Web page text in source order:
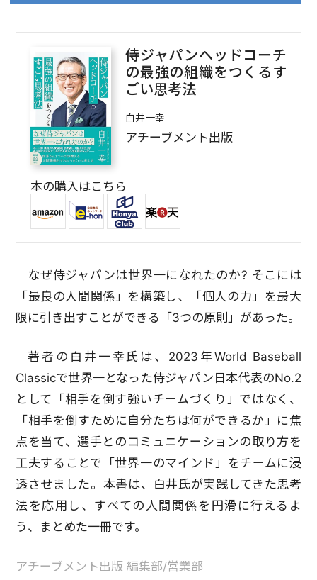
侍ジャパンヘッドコーチ
の最強の組織をつくるす
ごい思考法
白井一幸
アチーブメント出版
本の購入はこちら
なぜ侍ジャパンは世界一になれたのか? そこには
「最良の人間関係」を構築し、「個人の力」を最大
限に引き出すことができる「3つの原則」があった。
著者の白井一幸氏は、2023年World Baseball
Classicで世界一となった侍ジャパン日本代表のNo.2
として「相手を倒す強いチームづくり」ではなく、
「相手を倒すために自分たちは何ができるか」に焦
点を当て、選手とのコミュニケーションの取り方を
工夫することで「世界一のマインド」をチームに浸
透させました。本書は、白井氏が実践してきた思考
法を応用し、すべての人間関係を円滑に行えるよ
う、まとめた一冊です。
アチーブメント出版 編集部/営業部